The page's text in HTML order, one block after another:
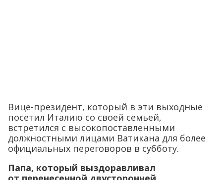
Вице-президент, который в эти выходные
посетил Италию со своей семьей,
встретился с высокопоставленными
должностными лицами Ватикана для более
официальных переговоров в субботу.
Папа, который выздоравливал